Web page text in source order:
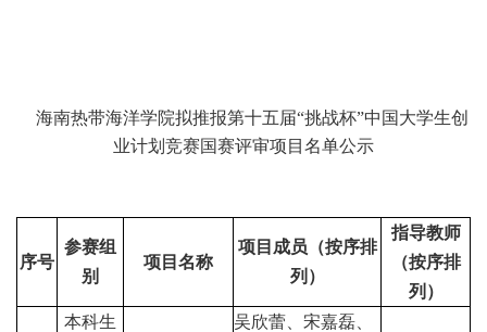
海南热带海洋学院拟推报第十五届“挑战杯”中国大学生创
业计划竞赛国赛评审项目名单公示
序号
参赛组
别
项目名称
项目成员（按序排
列）
指导教师
（按序排
列）
本科生
吴欣蕾、宋嘉磊、